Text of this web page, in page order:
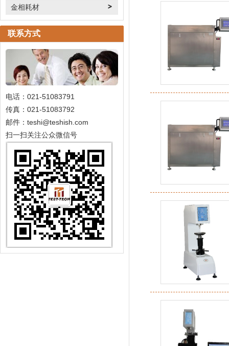
金相耗材
联系方式
电话：021-51083791
传真：021-51083792
邮件：teshi@teshish.com
扫一扫关注公众微信号